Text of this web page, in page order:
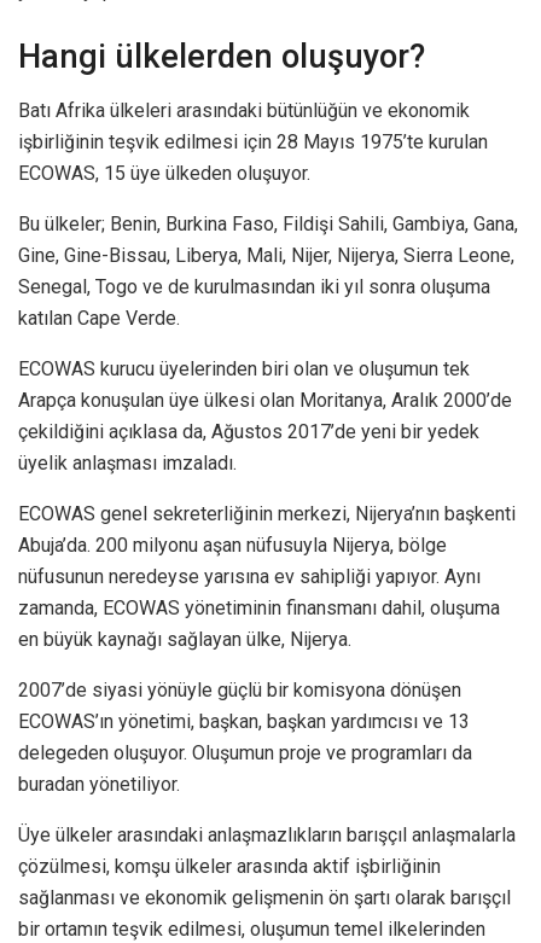
Hangi ülkelerden oluşuyor?
Batı Afrika ülkeleri arasındaki bütünlüğün ve ekonomik
işbirliğinin teşvik edilmesi için 28 Mayıs 1975’te kurulan
ECOWAS, 15 üye ülkeden oluşuyor.
Bu ülkeler; Benin, Burkina Faso, Fildişi Sahili, Gambiya, Gana,
Gine, Gine-Bissau, Liberya, Mali, Nijer, Nijerya, Sierra Leone,
Senegal, Togo ve de kurulmasından iki yıl sonra oluşuma
katılan Cape Verde.
ECOWAS kurucu üyelerinden biri olan ve oluşumun tek
Arapça konuşulan üye ülkesi olan Moritanya, Aralık 2000’de
çekildiğini açıklasa da, Ağustos 2017’de yeni bir yedek
üyelik anlaşması imzaladı.
ECOWAS genel sekreterliğinin merkezi, Nijerya’nın başkenti
Abuja’da. 200 milyonu aşan nüfusuyla Nijerya, bölge
nüfusunun neredeyse yarısına ev sahipliği yapıyor. Aynı
zamanda, ECOWAS yönetiminin finansmanı dahil, oluşuma
en büyük kaynağı sağlayan ülke, Nijerya.
2007’de siyasi yönüyle güçlü bir komisyona dönüşen
ECOWAS’ın yönetimi, başkan, başkan yardımcısı ve 13
delegeden oluşuyor. Oluşumun proje ve programları da
buradan yönetiliyor.
Üye ülkeler arasındaki anlaşmazlıkların barışçıl anlaşmalarla
çözülmesi, komşu ülkeler arasında aktif işbirliğinin
sağlanması ve ekonomik gelişmenin ön şartı olarak barışçıl
bir ortamın teşvik edilmesi, oluşumun temel ilkelerinden